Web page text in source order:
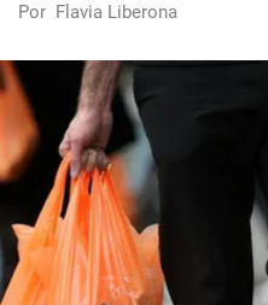
Por Flavia Liberona